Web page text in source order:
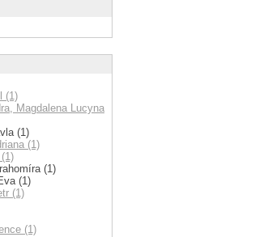
(1)
Magdalena Lucyna
(1)
(1)
(1)
(1)
(1)
(1)